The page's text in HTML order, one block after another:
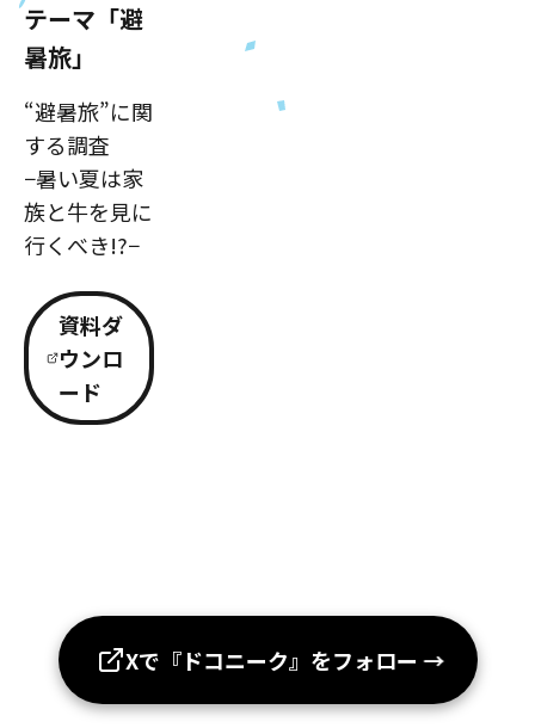
テーマ「避
暑旅」
“避暑旅”に関
する調査
−暑い夏は家
族と牛を見に
行くべき!?−
資料ダ
ウンロ
ード
Xで『ドコニーク』をフォロー →